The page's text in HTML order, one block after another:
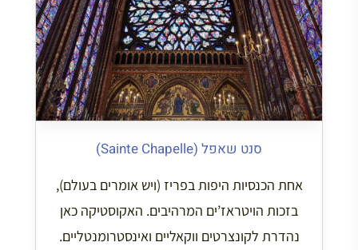
סנט שאפל (Sainte Chapelle)
אחת הכנסיות היפות בפריז (ויש אומרים בעולם),
בזכות הויטראז’ים המרהיבים. האקוסטיקה כאן
נהדרת לקונצרטים ווקאליים ואינסטרומנטליים.